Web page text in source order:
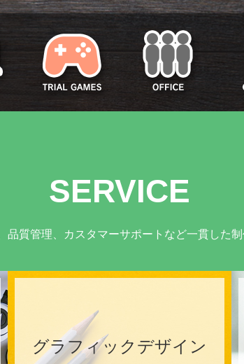
SERVICE
品質管理、カスタマーサポートなど一貫した制
グラフィックデザイン